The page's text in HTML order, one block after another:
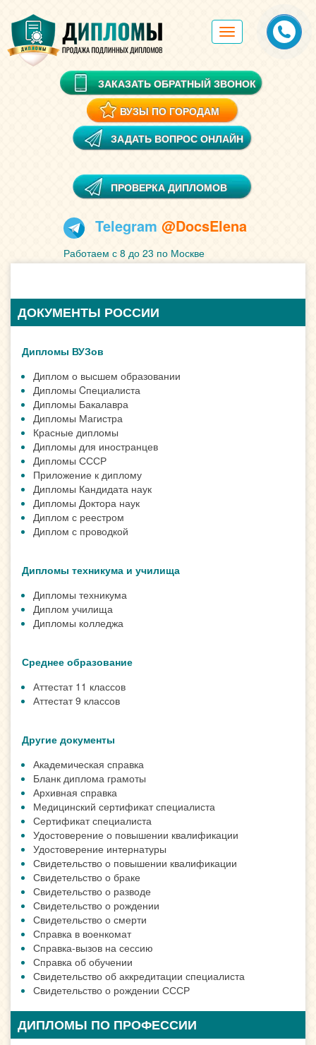
Toggle
navigation
ЗАКАЗАТЬ ОБРАТНЫЙ ЗВОНОК
ВУЗЫ ПО ГОРОДАМ
ЗАДАТЬ ВОПРОС ОНЛАЙН
ПРОВЕРКА ДИПЛОМОВ
Telegram @DocsElena
Работаем с 8 до 23 по Москве
ДОКУМЕНТЫ РОССИИ
Дипломы ВУЗов
Диплом о высшем образовании
Дипломы Cпециалиста
Дипломы Бакалавра
Дипломы Магистра
Красные дипломы
Дипломы для иностранцев
Дипломы СССР
Приложение к диплому
Дипломы Кандидата наук
Дипломы Доктора наук
Диплом с реестром
Диплом с проводкой
Дипломы техникума и училища
Дипломы техникума
Диплом училища
Дипломы колледжа
Среднее образование
Аттестат 11 классов
Аттестат 9 классов
Другие документы
Академическая справка
Бланк диплома грамоты
Архивная справка
Медицинский сертификат специалиста
Сертификат специалиста
Удостоверение о повышении квалификации
Удостоверение интернатуры
Свидетельство о повышении квалификации
Свидетельство о браке
Свидетельство о разводе
Свидетельство о рождении
Свидетельство о смерти
Справка в военкомат
Справка-вызов на сессию
Справка об обучении
Свидетельство об аккредитации специалиста
Свидетельство о рождении СССР
ДИПЛОМЫ ПО ПРОФЕССИИ